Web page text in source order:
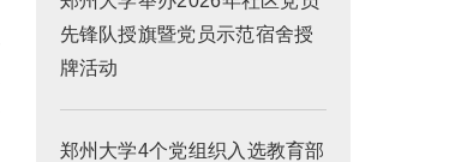
先锋队授旗暨党员示范宿舍授
牌活动
郑州大学4个党组织入选教育部